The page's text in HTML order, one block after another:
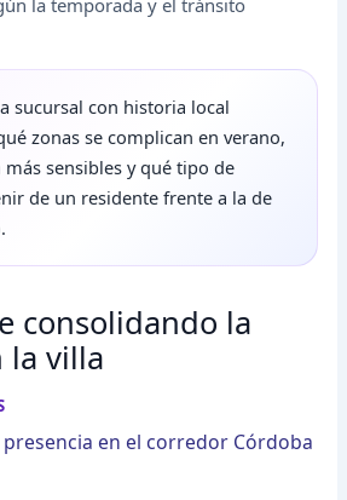
la temporada y el tránsito
sucursal con historia local
zonas se complican en verano,
sensibles y qué tipo de
de un residente frente a la de
consolidando la
la villa
presencia en el corredor Córdoba